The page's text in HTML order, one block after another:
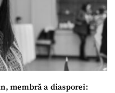
membră a diasporei: